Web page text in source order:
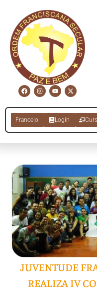
Francelo Login
JUVENTUDE
REALIZA IV